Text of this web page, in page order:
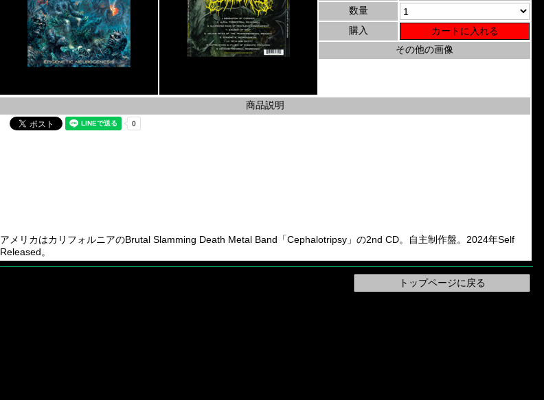
数量
購入
その他の画像
商品説明
アメリカはカリフォルニアのBrutal Slamming Death Metal Band「Cephalotripsy」の2nd CD。自主制作盤。2024年Self
Released。